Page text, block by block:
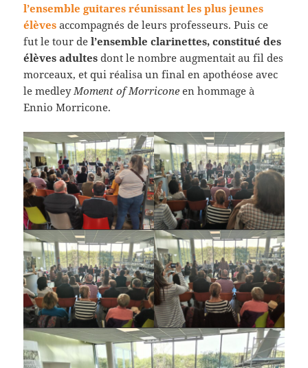
l’ensemble guitares réunissant les plus jeunes
élèves accompagnés de leurs professeurs. Puis ce
fut le tour del’ensemble clarinettes, constitué des
élèves adultes dont le nombre augmentait au fil des
morceaux, et qui réalisa un final en apothéose avec
le medley Moment of Morricone en hommage à
Ennio Morricone.